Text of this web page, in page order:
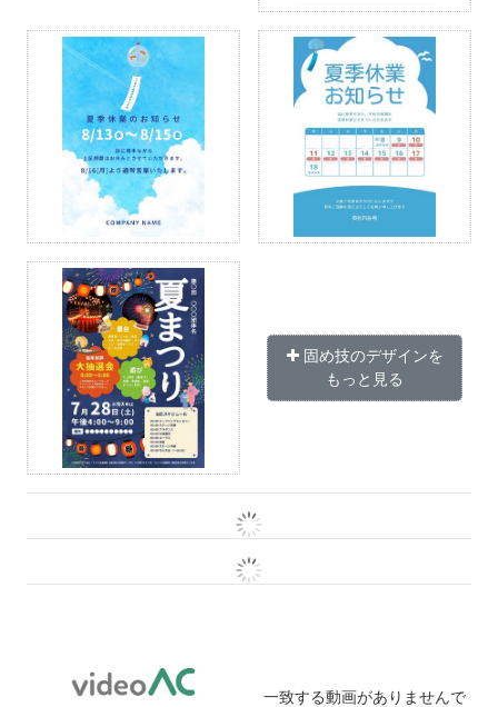
固め技のデザインを
もっと見る
一致する動画がありませんで